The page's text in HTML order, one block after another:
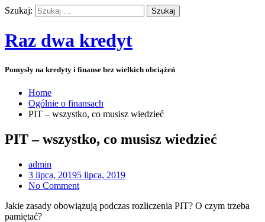
Szukaj:
Raz dwa kredyt
Pomysły na kredyty i finanse bez wielkich obciążeń
Home
Ogólnie o finansach
PIT – wszystko, co musisz wiedzieć
PIT – wszystko, co musisz wiedzieć
admin
3 lipca, 20195 lipca, 2019
No Comment
Jakie zasady obowiązują podczas rozliczenia PIT? O czym trzeba
pamiętać?